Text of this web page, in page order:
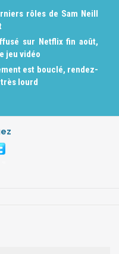
rôles de Sam Neill
sur Netflix fin août,
jeu vidéo
est bouclé, rendez-
lourd